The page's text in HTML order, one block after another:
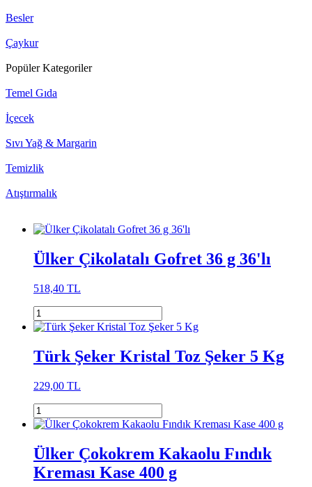
Besler
Çaykur
Popüler Kategoriler
Temel Gıda
İçecek
Sıvı Yağ & Margarin
Temizlik
Atıştırmalık
Ülker Çikolatalı Gofret 36 g 36'lı
518,40 TL
Türk Şeker Kristal Toz Şeker 5 Kg
229,00 TL
Ülker Çokokrem Kakaolu Fındık
Kreması Kase 400 g